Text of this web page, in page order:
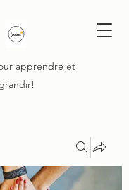
apprendre et
grandir!